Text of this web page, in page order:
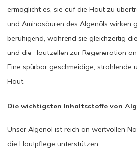
ermöglicht es, sie auf die Haut zu
und Aminosäuren des Algenöls wirken
beruhigend, während sie gleichzeitig
und die Hautzellen zur Regeneration
Eine spürbar geschmeidige, strahlende
Haut.
Die wichtigsten Inhaltsstoffe von
Unser Algenöl ist reich an wertvollen
die Hautpflege unterstützen: